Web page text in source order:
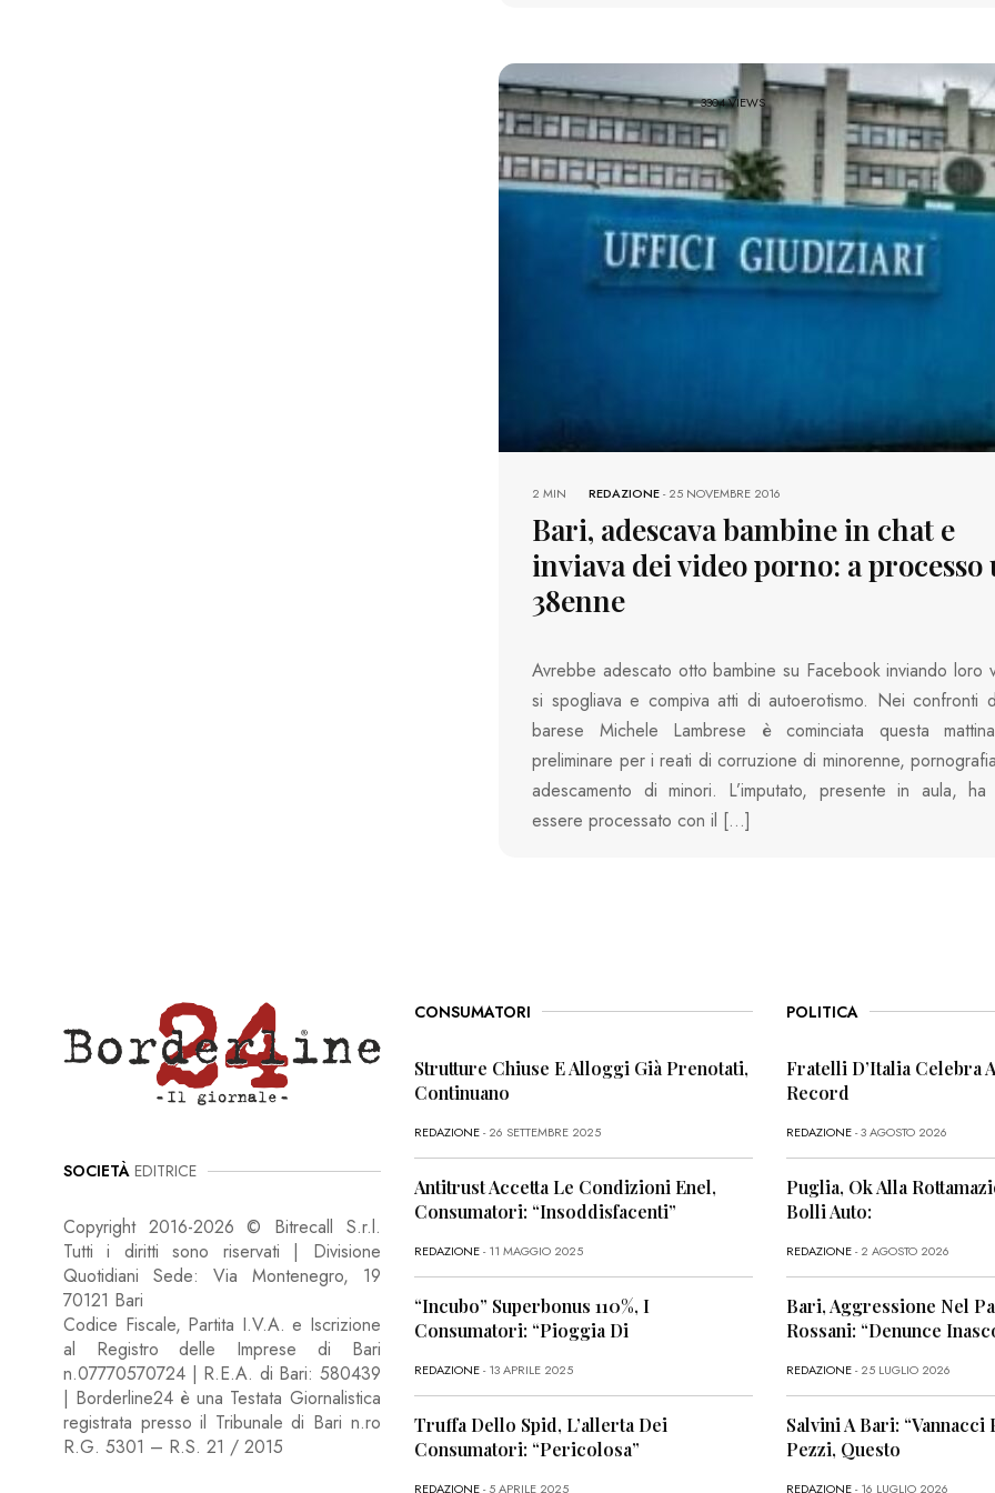
3304 VIEWS
REDAZIONE-25 NOVEMBRE 2016
2 MIN
Bari, adescava bambine in chat e
inviava dei video porno: a processo
38enne
Avrebbe adescato otto bambine su Facebook inviando loro
si spogliava e compiva atti di autoerotismo. Nei confronti
barese Michele Lambrese è cominciata questa
preliminare per i reati di corruzione di minorenne,
adescamento di minori. L’imputato, presente in aula,
essere processato con il […]
SOCIETÀ EDITRICE
Copyright 2016-2026 © Bitrecall S.r.l.
Tutti i diritti sono riservati | Divisione
Quotidiani Sede: Via Montenegro, 19
70121 Bari
Codice Fiscale, Partita I.V.A. e Iscrizione
al Registro delle Imprese di Bari
n.07770570724 | R.E.A. di Bari: 580439
| Borderline24 è una Testata Giornalistica
registrata presso il Tribunale di Bari n.ro
R.G. 5301 – R.S. 21 / 2015
CONSUMATORI
Strutture Chiuse E Alloggi Già Prenotati,
Continuano
REDAZIONE- 26 SETTEMBRE 2025
Antitrust Accetta Le Condizioni Enel,
Consumatori: “Insoddisfacenti”
REDAZIONE- 11 MAGGIO 2025
“Incubo” Superbonus 110%, I
Consumatori: “Pioggia Di
REDAZIONE- 13 APRILE 2025
Truffa Dello Spid, L’allerta Dei
Consumatori: “Pericolosa”
REDAZIONE- 5 APRILE 2025
POLITICA
Fratelli D’Italia Celebra
Record
REDAZIONE- 3 AGOSTO 2026
Puglia, Ok Alla
Bolli Auto:
REDAZIONE- 2 AGOSTO 2026
Bari, Aggressione Nel
Rossani: “Denunce
REDAZIONE- 25 LUGLIO 2026
Salvini A Bari: “Vannacci
Pezzi, Questo
REDAZIONE- 16 LUGLIO 2026